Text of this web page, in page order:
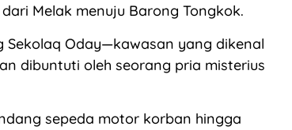
Melak menuju Barong Tongkok.
Oday—kawasan yang dikenal
dibuntuti oleh seorang pria misterius
sepeda motor korban hingga